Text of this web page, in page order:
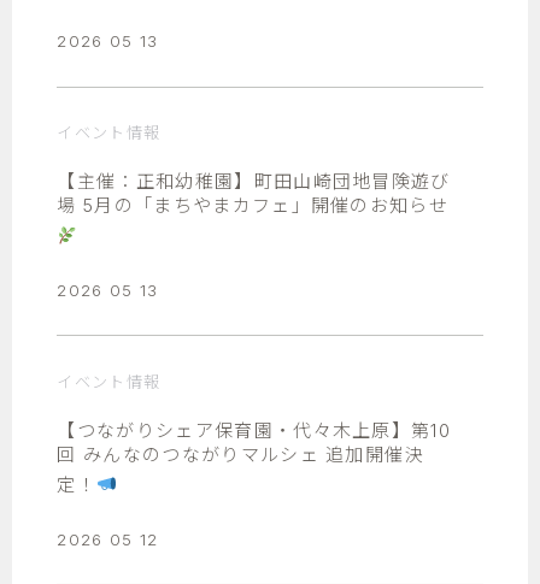
2026 05 13
イベント情報
【主催：正和幼稚園】町田山崎団地冒険遊び
場 5月の「まちやまカフェ」開催のお知らせ
2026 05 13
イベント情報
【つながりシェア保育園・代々木上原】第10
回 みんなのつながりマルシェ 追加開催決
定！
2026 05 12